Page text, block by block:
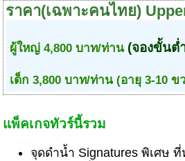
ราคา(เฉพาะคนไทย)
ผู้ใหญ่ 4,800 บาท/ท่าน(จองขั้นต่
เด็ก 3,800 บาท/ท่าน (อายุ 3-10 ข
แพ็คเกจทัวร์นี้รวม
จุดดำน้ำ Signatures พิเศษ ที่